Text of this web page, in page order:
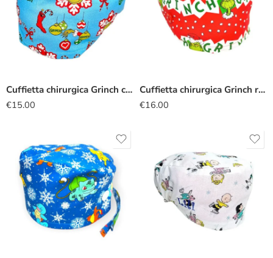
Cuffietta chirurgica Grinch calza
€15.00
Cuffietta chirurgica Grinch rosso
€16.00